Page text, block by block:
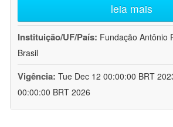
leia mais
Instituição/UF/País: Fundação Antônio
Brasil
Vigência: Tue Dec 12 00:00:00 BRT
00:00:00 BRT 2026